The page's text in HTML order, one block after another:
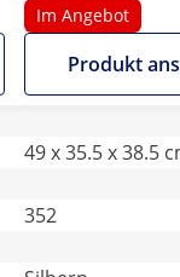
Im Angebot
Produkt
49 x 35.5 x 38.5
352